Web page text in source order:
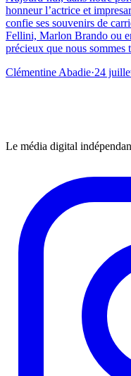
honneur l’actrice et
confie ses souvenirs de
Fellini, Marlon Brando ou
précieux que nous sommes
Clémentine Abadie·24
Le média digital